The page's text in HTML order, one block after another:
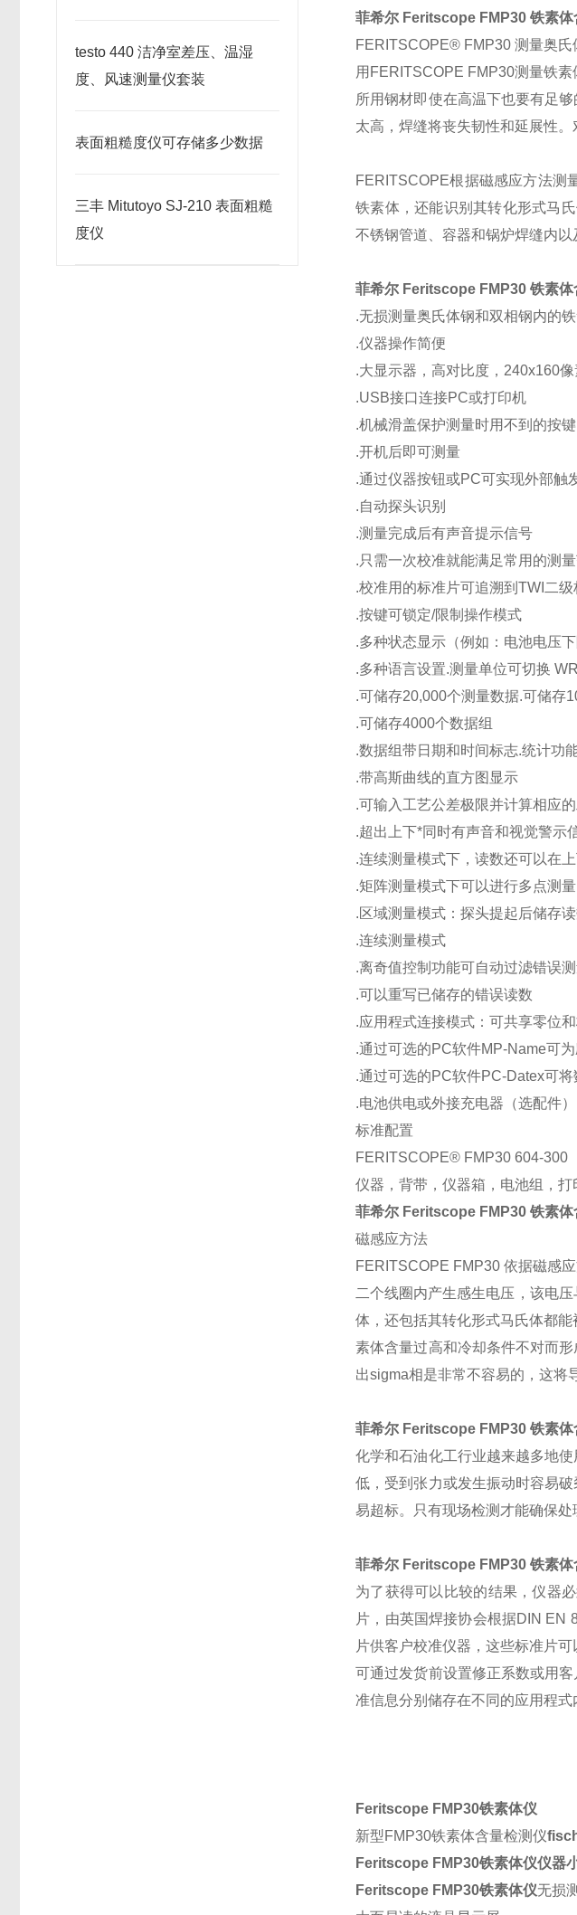
testo 440 洁净室差压、温湿
度、风速测量仪套装
表面粗糙度仪可存储多少数据
三丰 Mitutoyo SJ-210 表面粗糙
度仪
菲希尔 Feritscope FMP30 铁素体
FERITSCOPE® FMP30 测量奥
用FERITSCOPE FMP30测量铁
所用钢材即使在高温下也要有足
太高，焊缝将丧失韧性和延展性
FERITSCOPE根据磁感应方法测
铁素体，还能识别其转化形式马
不锈钢管道、容器和锅炉焊缝内
菲希尔 Feritscope FMP30 铁素体
.无损测量奥氏体钢和双相钢内的
.仪器操作简便
.大显示器，高对比度，240x160像
.USB接口连接PC或打印机
.机械滑盖保护测量时用不到的按键
.开机后即可测量
.通过仪器按钮或PC可实现外部触
.自动探头识别
.测量完成后有声音提示信号
.只需一次校准就能满足常用的测
.校准用的标准片可追溯到TWI二
.按键可锁定/限制操作模式
.多种状态显示（例如：电池电压下
.多种语言设置.测量单位可切换
.可储存20,000个测量数据.可储存
.可储存4000个数据组
.数据组带日期和时间标志.统计功
.带高斯曲线的直方图显示
.可输入工艺公差极限并计算相应
.超出上下*同时有声音和视觉警示
.连续测量模式下，读数还可以在
.矩阵测量模式下可以进行多点测
.区域测量模式：探头提起后储存
.连续测量模式
.离奇值控制功能可自动过滤错误
.可以重写已储存的错误读数
.应用程式连接模式：可共享零位
.通过可选的PC软件MP-Name可
.通过可选的PC软件PC-Datex可
.电池供电或外接充电器（选配件）
标准配置
FERITSCOPE® FMP30 604-300
仪器，背带，仪器箱，电池组，
菲希尔 Feritscope FMP30 铁素体
磁感应方法
FERITSCOPE FMP30 依据磁感
二个线圈内产生感生电压，该电
体，还包括其转化形式马氏体都
素体含量过高和冷却条件不对而
出sigma相是非常不容易的，这将
菲希尔 Feritscope FMP30 铁素体
化学和石油化工行业越来越多地
低，受到张力或发生振动时容易
易超标。只有现场检测才能确保
菲希尔 Feritscope FMP30 铁素
为了获得可以比较的结果，仪器
片，由英国焊接协会根据DIN EN
片供客户校准仪器，这些标准片
可通过发货前设置修正系数或用
准信息分别储存在不同的应用程式
Feritscope FMP30铁素体仪
新型FMP30铁素体含量检测仪
Feritscope FMP30铁素体仪仪器
Feritscope FMP30铁素体仪无损